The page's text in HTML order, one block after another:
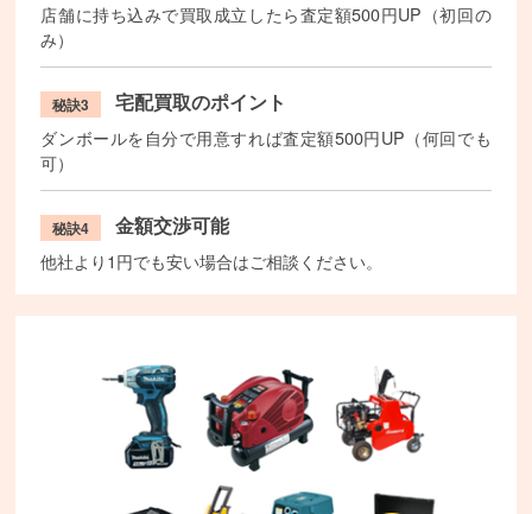
店舗に持ち込みで買取成立したら査定額500円UP（初回の
み）
秘訣3 宅配買取のポイント
ダンボールを自分で用意すれば査定額500円UP（何回でも
可）
秘訣4 金額交渉可能
他社より1円でも安い場合はご相談ください。